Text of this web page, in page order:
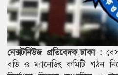
নেক্সটনিউজ প্রতিবেদক,ঢাকা :
বডি ও ম্যানেজিং কমিটি গঠন